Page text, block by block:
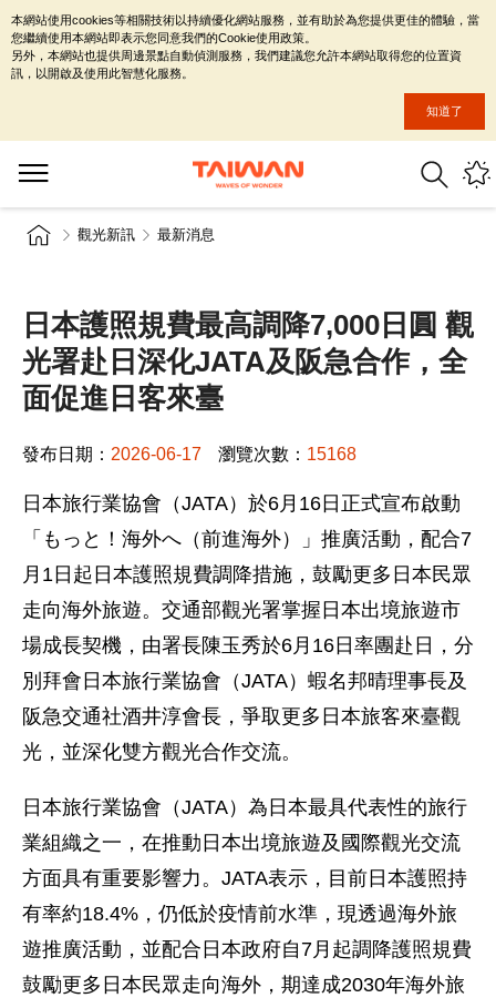
觀光新訊 最新消息
日本護照規費最高調降7,000日圓 觀
光署赴日深化JATA及阪急合作，全
面促進日客來臺
發布日期： 2026-06-17 瀏覽次數： 15168
日本旅行業協會（JATA）於6月16日正式宣布啟動
「もっと！海外へ（前進海外）」推廣活動，配合7
月1日起日本護照規費調降措施，鼓勵更多日本民眾
走向海外旅遊。交通部觀光署掌握日本出境旅遊市
場成長契機，由署長陳玉秀於6月16日率團赴日，分
別拜會日本旅行業協會（JATA）蝦名邦晴理事長及
阪急交通社酒井淳會長，爭取更多日本旅客來臺觀
光，並深化雙方觀光合作交流。
日本旅行業協會（JATA）為日本最具代表性的旅行
業組織之一，在推動日本出境旅遊及國際觀光交流
方面具有重要影響力。JATA表示，目前日本護照持
有率約18.4%，仍低於疫情前水準，現透過海外旅
遊推廣活動，並配合日本政府自7月起調降護照規費
鼓勵更多日本民眾走向海外，期達成2030年海外旅
本網站使用cookies等相關技術以持續優化網站服務，並有助於為您提供更佳的體驗，當
您繼續使用本網站即表示您同意我們的Cookie使用政策。
另外，本網站也提供周邊景點自動偵測服務，我們建議您允許本網站取得您的位置資
訊，以開啟及使用此智慧化服務。
知道了